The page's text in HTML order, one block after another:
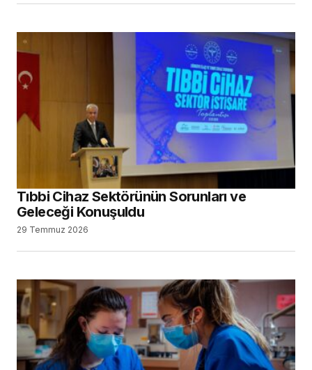
Tıbbi Cihaz Sektörünün Sorunları ve
Geleceği Konuşuldu
29 Temmuz 2026